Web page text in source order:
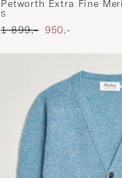
Petworth Extra Fine
Charcoal
S
Ordinary pris
1 899,- Nedsat pris
950,-